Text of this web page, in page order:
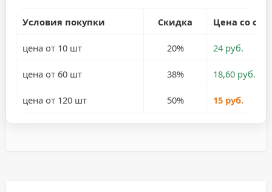
Условия покупки Скидка Цена со
цена от 10 шт 20% 24 руб.
цена от 60 шт 38% 18,60 руб.
цена от 120 шт 50% 15 руб.